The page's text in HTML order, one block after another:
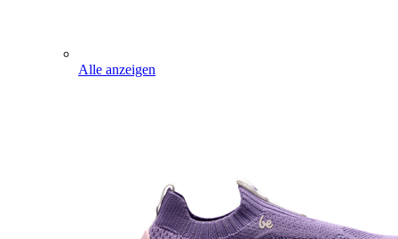
Alle anzeigen